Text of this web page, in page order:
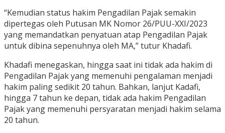
“Kemudian status hakim Pengadilan Pajak semakin
dipertegas oleh Putusan MK Nomor 26/PUU-XXI/2023
yang memandatkan penyatuan atap Pengadilan Pajak
untuk dibina sepenuhnya oleh MA,” tutur Khadafi.
Khadafi menegaskan, hingga saat ini tidak ada hakim di
Pengadilan Pajak yang memenuhi pengalaman menjadi
hakim paling sedikit 20 tahun. Bahkan, lanjut Kadafi,
hingga 7 tahun ke depan, tidak ada hakim Pengadilan
Pajak yang memenuhi persyaratan menjadi hakim selama
20 tahun.